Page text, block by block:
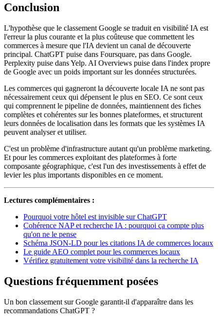
Conclusion
L'hypothèse que le classement Google se traduit en visibilité IA est
l'erreur la plus courante et la plus coûteuse que commettent les
commerces à mesure que l'IA devient un canal de découverte
principal. ChatGPT puise dans Foursquare, pas dans Google.
Perplexity puise dans Yelp. AI Overviews puise dans l'index propre
de Google avec un poids important sur les données structurées.
Les commerces qui gagneront la découverte locale IA ne sont pas
nécessairement ceux qui dépensent le plus en SEO. Ce sont ceux
qui comprennent le pipeline de données, maintiennent des fiches
complètes et cohérentes sur les bonnes plateformes, et structurent
leurs données de localisation dans les formats que les systèmes IA
peuvent analyser et utiliser.
C'est un problème d'infrastructure autant qu'un problème marketing.
Et pour les commerces exploitant des plateformes à forte
composante géographique, c'est l'un des investissements à effet de
levier les plus importants disponibles en ce moment.
Lectures complémentaires :
Pourquoi votre hôtel est invisible sur ChatGPT
Cohérence NAP et recherche IA : pourquoi ça compte plus
qu'on ne le pense
Schéma JSON-LD pour les citations IA de commerces locaux
Le guide AEO complet pour les commerces locaux
Vérifiez gratuitement votre visibilité dans la recherche IA
Questions fréquemment posées
Un bon classement sur Google garantit-il d'apparaître dans les
recommandations ChatGPT ?